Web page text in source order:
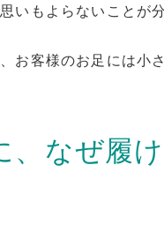
いもよらないことが
お客様のお足には小
、なぜ履